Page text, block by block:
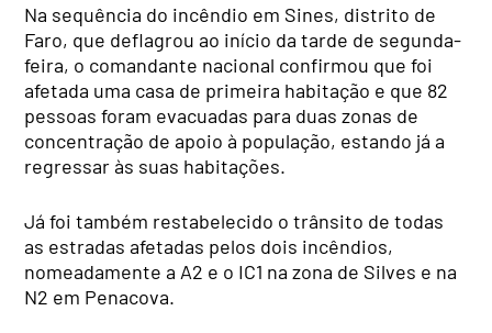
Na sequência do incêndio em Sines, distrito de
Faro, que deflagrou ao início da tarde de segunda-
feira, o comandante nacional confirmou que foi
afetada uma casa de primeira habitação e que 82
pessoas foram evacuadas para duas zonas de
concentração de apoio à população, estando já a
regressar às suas habitações.
Já foi também restabelecido o trânsito de todas
as estradas afetadas pelos dois incêndios,
nomeadamente a A2 e o IC1 na zona de Silves e na
N2 em Penacova.